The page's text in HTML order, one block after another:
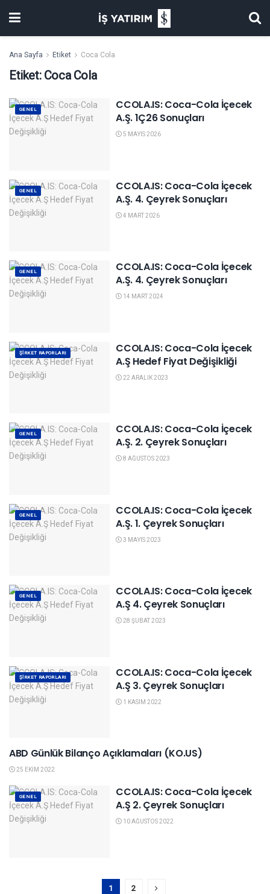
Ana Sayfa Etiket Coca Cola
Etiket: Coca Cola
GENEL
CCOLA.IS: Coca-Cola İçecek
A.Ş. 1Ç26 Sonuçları
5 MAYIS 2026
GENEL
CCOLA.IS: Coca-Cola İçecek
A.Ş. 4. Çeyrek Sonuçları
4 MART 2026
GENEL
CCOLA.IS: Coca-Cola İçecek
A.Ş. 4. Çeyrek Sonuçları
14 MART 2024
ŞIRKET RAPORLARI
CCOLA.IS: Coca-Cola İçecek
A.Ş Hedef Fiyat Değişikliği
22 ARALIK 2023
GENEL
CCOLA.IS: Coca-Cola İçecek
A.Ş. 2. Çeyrek Sonuçları
8 AĞUSTOS 2023
GENEL
CCOLA.IS: Coca-Cola İçecek
A.Ş. 1. Çeyrek Sonuçları
3 MAYIS 2023
GENEL
CCOLA.IS: Coca-Cola İçecek
A.Ş 4. Çeyrek Sonuçları
28 ŞUBAT 2023
ŞIRKET RAPORLARI
CCOLA.IS: Coca-Cola İçecek
A.Ş 3. Çeyrek Sonuçları
1 KASIM 2022
BILANÇO AÇIKLAMALARI
ABD Günlük Bilanço Açıklamaları (KO.US)
25 EKIM 2022
GENEL
CCOLA.IS: Coca-Cola İçecek
A.Ş 2. Çeyrek Sonuçları
10 AĞUSTOS 2022
1 2